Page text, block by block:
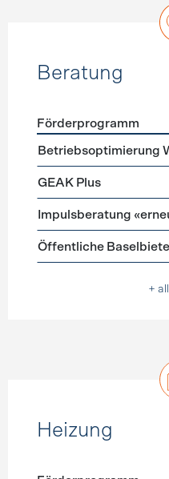
Beratung
Förderprogramme
Förderprogramm
Betriebsoptimierung
GEAK Plus
Impulsberatung
Öffentliche
+
Heizung